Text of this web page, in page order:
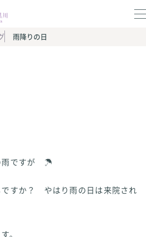
雨降りの日
雨ですが ☂
ですか？ やはり雨の日は来院され
。